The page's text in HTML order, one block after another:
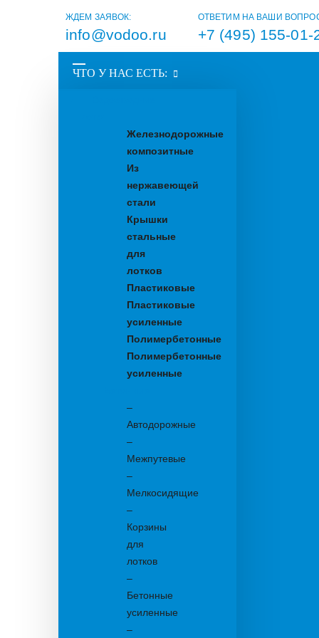
ЖДЕМ ЗАЯВОК:
info@vodoo.ru
ОТВЕТИМ НА ВАШИ
+7 (495) 155-01-
ЧТО У НАС ЕСТЬ:
Железнодорожные
композитные
Из
нержавеющей
стали
Крышки
стальные
для
лотков
Пластиковые
Пластиковые
усиленные
Полимербетонные
Полимербетонные
усиленные
–
Автодорожные
–
Межпутевые
–
Мелкосидящие
–
Корзины
для
лотков
–
Бетонные
усиленные
–